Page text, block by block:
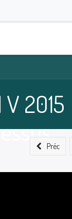
2015
Préc